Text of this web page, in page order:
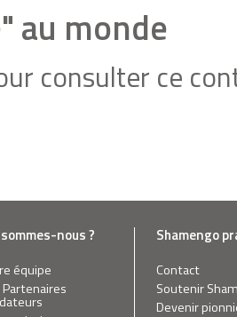
au monde
consulter ce
nous ?
équipe
Partenaires
Shamengo
Contact
Soutenir
Devenir